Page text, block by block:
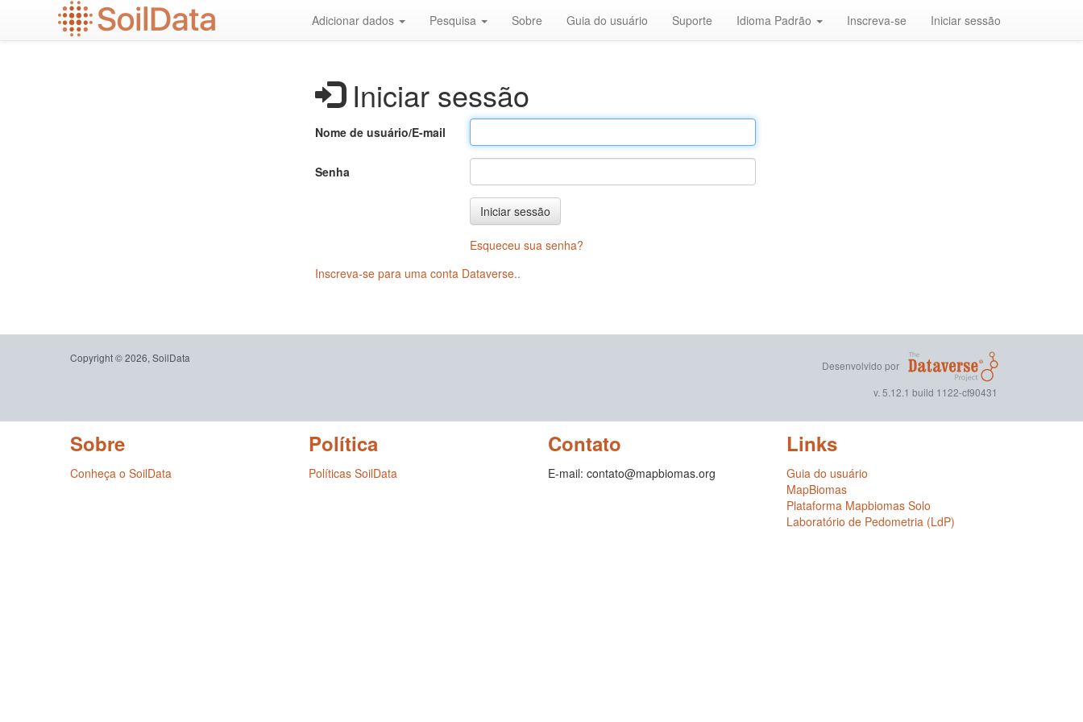
Adicionar dados Pesquisa Sobre Guia do usuário Suporte Idioma Padrão Inscreva-se Iniciar sessão
Iniciar sessão
Nome de usuário/E-mail
Senha
Iniciar sessão
Esqueceu sua senha?
Inscreva-se para uma conta Dataverse..
Copyright © 2026, SoilData
Desenvolvido por
v. 5.12.1 build 1122-cf90431
Sobre
Conheça o SoilData
Política
Políticas SoilData
Contato
E-mail: contato@mapbiomas.org
Links
Guia do usuário
MapBiomas
Plataforma Mapbiomas Solo
Laboratório de Pedometria (LdP)